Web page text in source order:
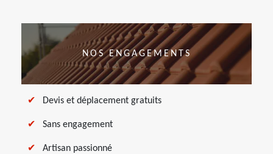
NOS ENGAGEMENTS
Devis et déplacement gratuits
Sans engagement
Artisan passionné